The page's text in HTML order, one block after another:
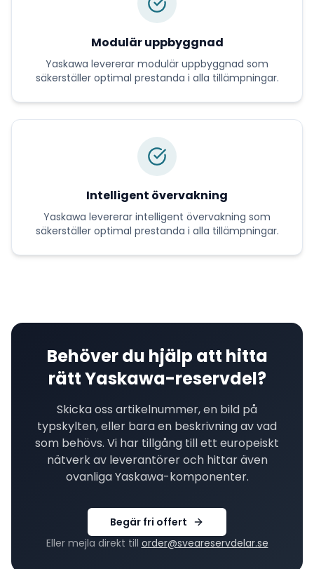
Modulär uppbyggnad
Yaskawa levererar modulär uppbyggnad som
säkerställer optimal prestanda i alla tillämpningar.
Intelligent övervakning
Yaskawa levererar intelligent övervakning som
säkerställer optimal prestanda i alla tillämpningar.
Behöver du hjälp att hitta
rättYaskawa-reservdel?
Skicka oss artikelnummer, en bild på
typskylten, eller bara en beskrivning av vad
som behövs. Vi har tillgång till ett europeiskt
nätverk av leverantörer och hittar även
ovanligaYaskawa-komponenter.
Begär fri offert
Eller mejla direkt till order@sveareservdelar.se